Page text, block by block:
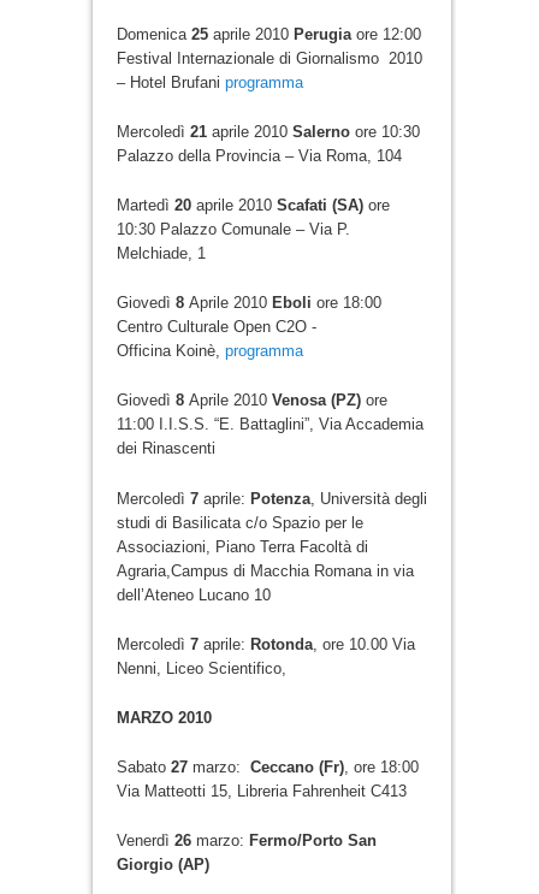
Domenica 25aprile 2010 Perugiaore 12:00
Festival Internazionale di Giornalismo 2010
– Hotel Brufani programma
Mercoledì 21aprile 2010 Salernoore 10:30
Palazzo della Provincia – Via Roma, 104
Martedì 20aprile 2010 Scafati (SA)ore
10:30 Palazzo Comunale – Via P.
Melchiade, 1
Giovedì 8Aprile 2010 Eboli ore 18:00
Centro Culturale Open C2O -
Officina Koinè, programma
Giovedì 8Aprile 2010 Venosa (PZ)ore
11:00 I.I.S.S. “E. Battaglini”, Via Accademia
dei Rinascenti
Mercoledì 7aprile: Potenza, Università degli
studi di Basilicata c/o Spazio per le
Associazioni, Piano Terra Facoltà di
Agraria,Campus di Macchia Romana in via
dell’Ateneo Lucano 10
Mercoledì 7aprile: Rotonda, ore 10.00 Via
Nenni, Liceo Scientifico,
MARZO 2010
Sabato 27marzo: Ceccano (Fr), ore 18:00
Via Matteotti 15, Libreria Fahrenheit C413
Venerdì 26marzo: Fermo/Porto San
Giorgio (AP)